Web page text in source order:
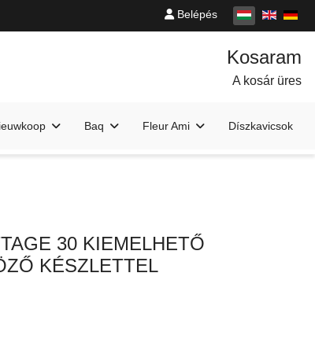
Belépés
A kosár üres
Baq Fleur Ami Díszkavicsok
30 KIEMELHETŐ
KÉSZLETTEL